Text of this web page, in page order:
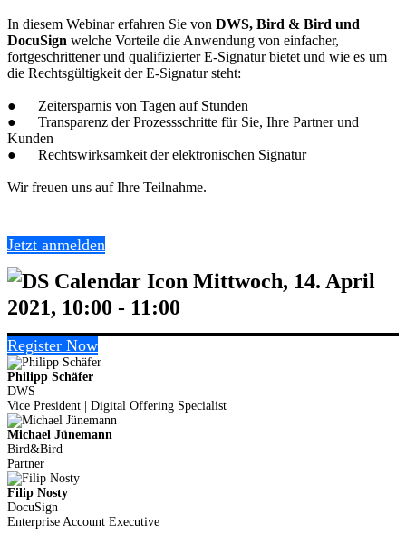
In diesem Webinar erfahren Sie von DWS, Bird & Bird und
DocuSign welche Vorteile die Anwendung von einfacher,
fortgeschrittener und qualifizierter E-Signatur bietet und wie es um
die Rechtsgültigkeit der E-Signatur steht:
● Zeitersparnis von Tagen auf Stunden
● Transparenz der Prozessschritte für Sie, Ihre Partner und
Kunden
● Rechtswirksamkeit der elektronischen Signatur
Wir freuen uns auf Ihre Teilnahme.
Jetzt anmelden
Mittwoch, 14. April
2021, 10:00 - 11:00
Register Now
Philipp Schäfer
DWS
Vice President | Digital Offering Specialist
Michael Jünemann
Bird&Bird
Partner
Filip Nosty
DocuSign
Enterprise Account Executive